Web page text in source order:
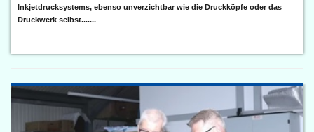
Inkjetdrucksystems, ebenso unverzichtbar wie die Druckköpfe oder das
Druckwerk selbst.......